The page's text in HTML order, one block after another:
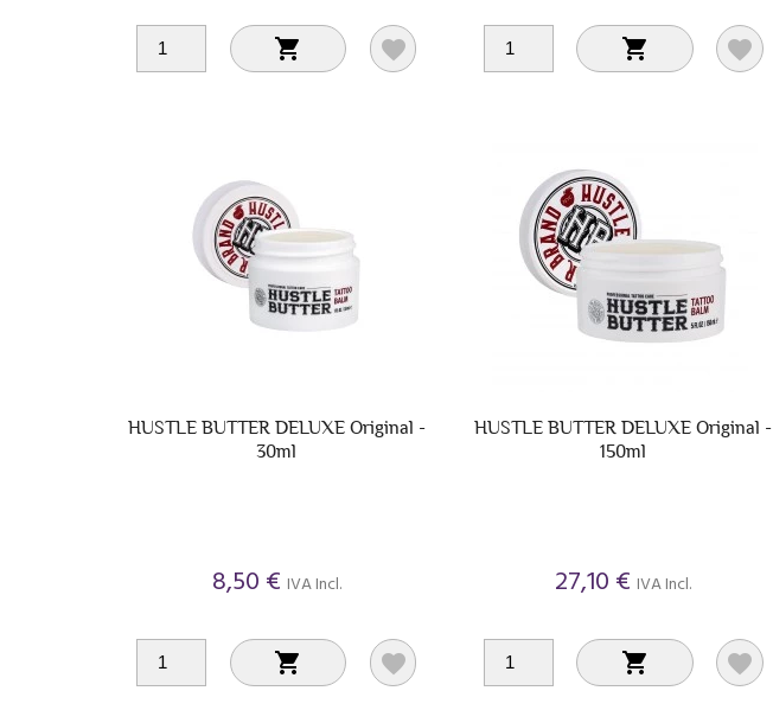
   
HUSTLE BUTTER DELUXE Original -
30ml
8,50 € IVA Incl.
 
HUSTLE BUTTER DELUXE Original -
150ml
27,10 € IVA Incl.
 